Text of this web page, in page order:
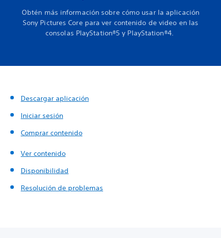
Obtén más información sobre cómo usar la aplicación
Sony Pictures Core para ver contenido de video en las
consolas PlayStation®5 y PlayStation®4.
Descargar aplicación
Iniciar sesión
Comprar contenido
Ver contenido
Disponibilidad
Resolución de problemas